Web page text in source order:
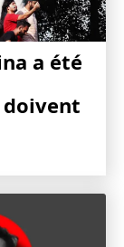
a été
doivent